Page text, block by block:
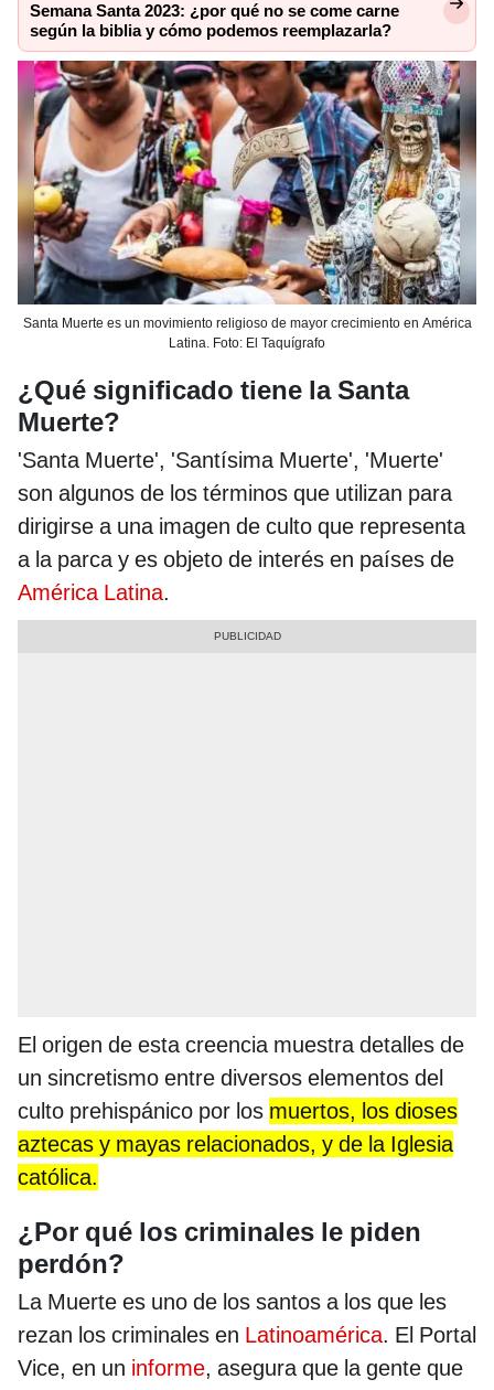
Semana Santa 2023: ¿por qué no se come carne
según la biblia y cómo podemos reemplazarla?
Santa Muerte es un movimiento religioso de mayor crecimiento en América
Latina. Foto: El Taquígrafo
¿Qué significado tiene la Santa
Muerte?
'Santa Muerte', 'Santísima Muerte', 'Muerte'
son algunos de los términos que utilizan para
dirigirse a una imagen de culto que representa
a la parca y es objeto de interés en países de
América Latina.
El origen de esta creencia muestra detalles de
un sincretismo entre diversos elementos del
culto prehispánico por los muertos, los dioses
aztecas y mayas relacionados, y de la Iglesia
católica.
¿Por qué los criminales le piden
perdón?
La Muerte es uno de los santos a los que les
rezan los criminales en Latinoamérica. El Portal
Vice, en un informe, asegura que la gente que